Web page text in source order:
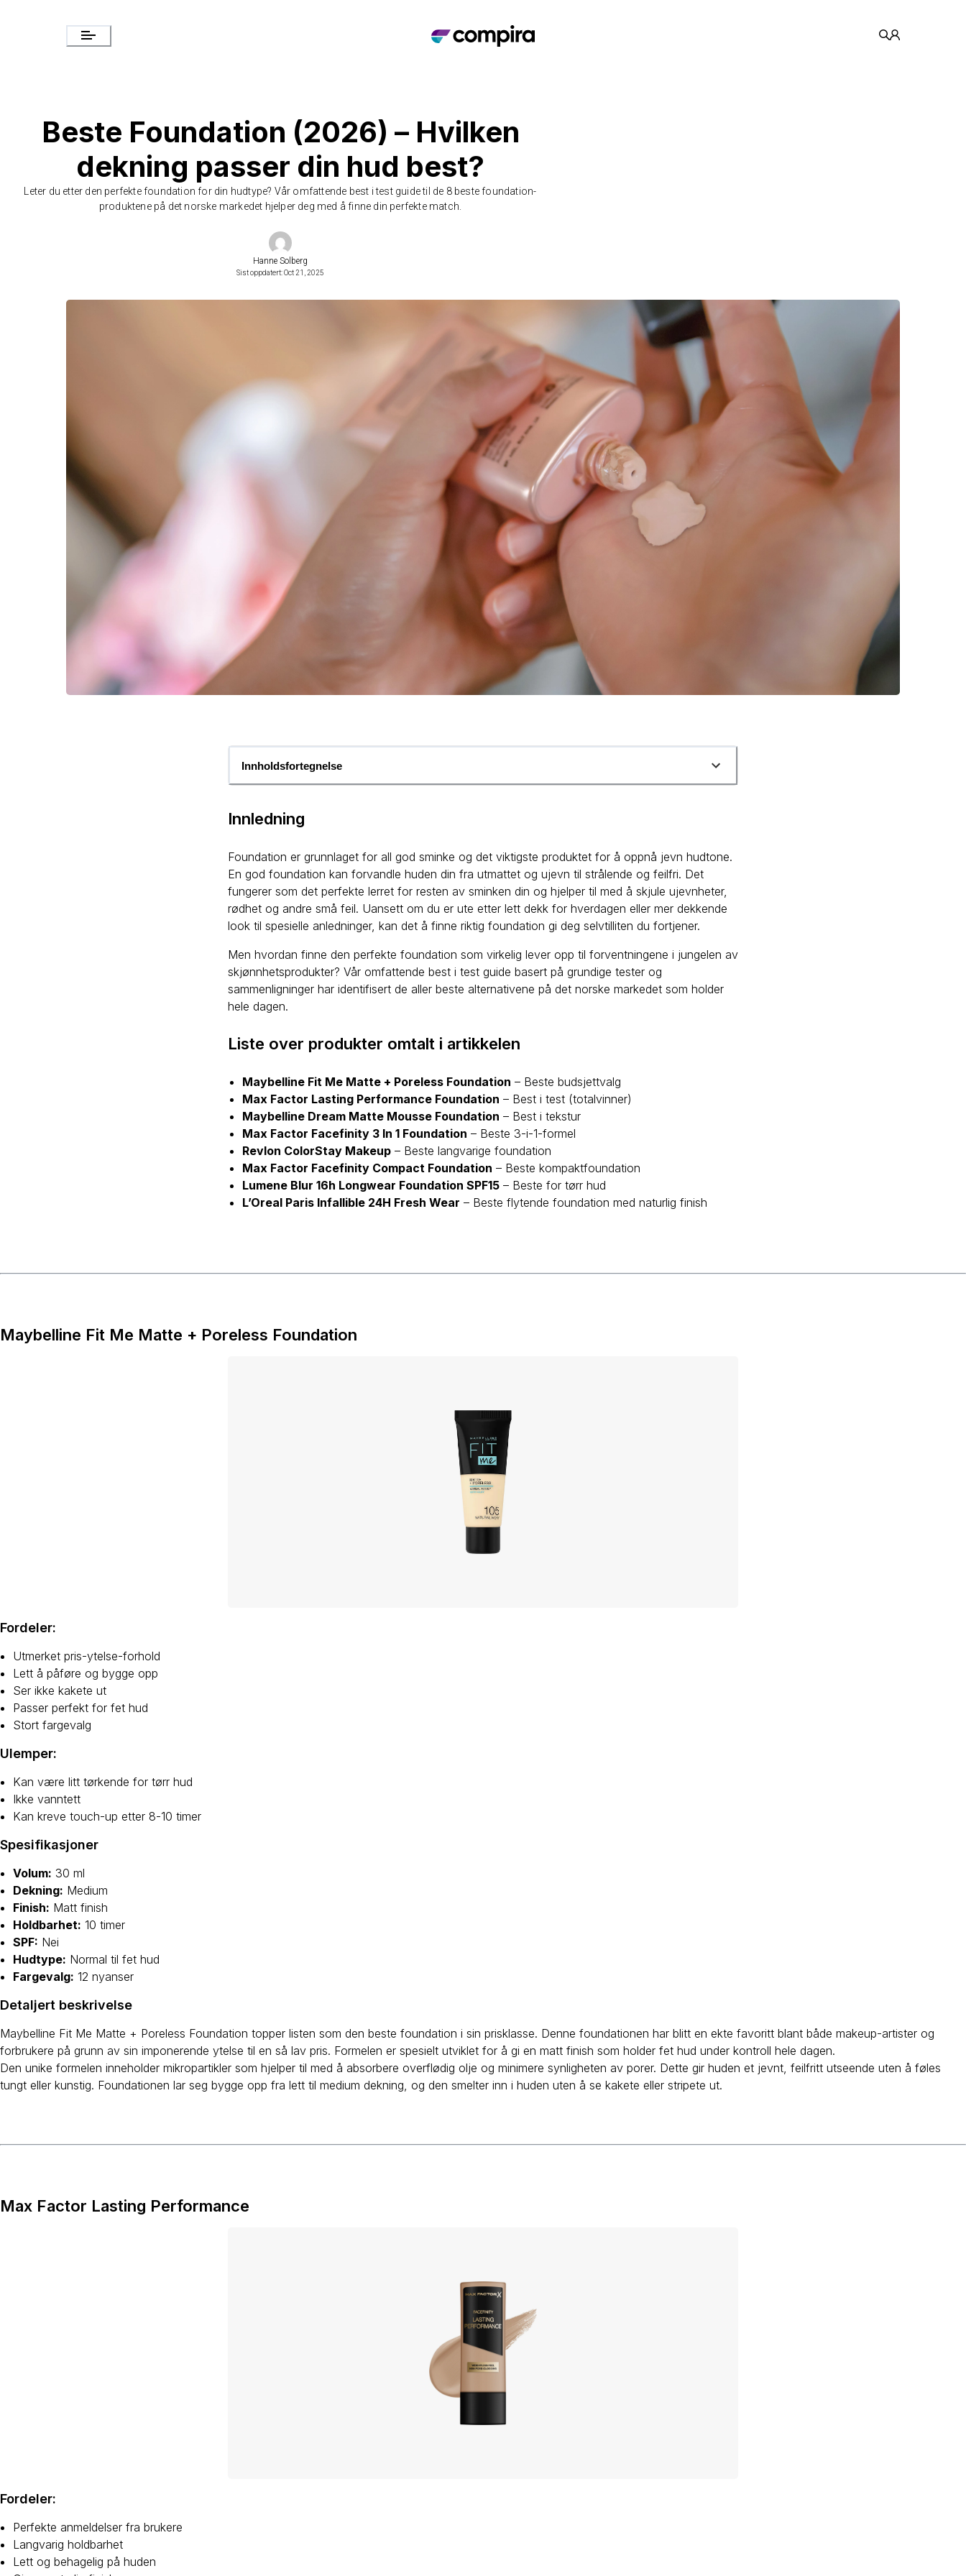
Beste Foundation (2026) – Hvilken
dekning passer din hud best?
Leter du etter den perfekte foundation for din hudtype? Vår omfattende best i test guide til de 8 beste foundation-
produktene på det norske markedet hjelper deg med å finne din perfekte match.
Hanne Solberg
Sist oppdatert: Oct 21, 2025
Innholdsfortegnelse
Innledning
Foundation er grunnlaget for all god sminke og det viktigste produktet for å oppnå jevn hudtone.
En god foundation kan forvandle huden din fra utmattet og ujevn til strålende og feilfri. Det
fungerer som det perfekte lerret for resten av sminken din og hjelper til med å skjule ujevnheter,
rødhet og andre små feil. Uansett om du er ute etter lett dekk for hverdagen eller mer dekkende
look til spesielle anledninger, kan det å finne riktig foundation gi deg selvtilliten du fortjener.
Men hvordan finne den perfekte foundation som virkelig lever opp til forventningene i jungelen av
skjønnhetsprodukter? Vår omfattende best i test guide basert på grundige tester og
sammenligninger har identifisert de aller beste alternativene på det norske markedet som holder
hele dagen.
Liste over produkter omtalt i artikkelen
Maybelline Fit Me Matte + Poreless Foundation – Beste budsjettvalg
Max Factor Lasting Performance Foundation – Best i test (totalvinner)
Maybelline Dream Matte Mousse Foundation – Best i tekstur
Max Factor Facefinity 3 In 1 Foundation – Beste 3-i-1-formel
Revlon ColorStay Makeup – Beste langvarige foundation
Max Factor Facefinity Compact Foundation – Beste kompaktfoundation
Lumene Blur 16h Longwear Foundation SPF15 – Beste for tørr hud
L’Oreal Paris Infallible 24H Fresh Wear – Beste flytende foundation med naturlig finish
Maybelline Fit Me Matte + Poreless Foundation
Fordeler:
Utmerket pris-ytelse-forhold
Lett å påføre og bygge opp
Ser ikke kakete ut
Passer perfekt for fet hud
Stort fargevalg
Ulemper:
Kan være litt tørkende for tørr hud
Ikke vanntett
Kan kreve touch-up etter 8-10 timer
Spesifikasjoner
Volum: 30 ml
Dekning: Medium
Finish: Matt finish
Holdbarhet: 10 timer
SPF: Nei
Hudtype: Normal til fet hud
Fargevalg: 12 nyanser
Detaljert beskrivelse
Maybelline Fit Me Matte + Poreless Foundation topper listen som den beste foundation i sin prisklasse. Denne foundationen har blitt en ekte favoritt blant både makeup-artister og
forbrukere på grunn av sin imponerende ytelse til en så lav pris. Formelen er spesielt utviklet for å gi en matt finish som holder fet hud under kontroll hele dagen.
Den unike formelen inneholder mikropartikler som hjelper til med å absorbere overflødig olje og minimere synligheten av porer. Dette gir huden et jevnt, feilfritt utseende uten å føles
tungt eller kunstig. Foundationen lar seg bygge opp fra lett til medium dekning, og den smelter inn i huden uten å se kakete eller stripete ut.
Max Factor Lasting Performance
Fordeler:
Perfekte anmeldelser fra brukere
Langvarig holdbarhet
Lett og behagelig på huden